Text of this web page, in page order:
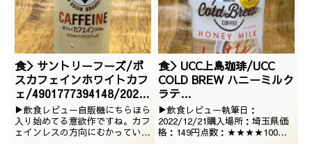
食＞サントリーフーズ/ボ
スカフェインホワイトカフ
ェ/4901777394148/2023
/03/23
▶飲食レビュー自販機にちらほら
入り始めてる意欲作ですね。カフ
ェインレスの方向にむかっている
食＞UCC上島珈琲/UCC
COLD BREW ハニーミルク
ラテ
4901201148705/2022/12
/21
▶飲食レビュー執筆日：
2022/12/21購入場所：埼玉県価
格：149円点数：★★★★100円